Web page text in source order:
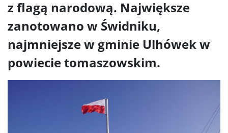
z flagą narodową. Największe
zanotowano w Świdniku,
najmniejsze w gminie Ulhówek w
powiecie tomaszowskim.